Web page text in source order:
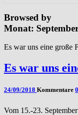
Browsed by
Monat:
Es war uns eine große
Es war uns
24/09/2018 Kommentare
Vom 15.-23.